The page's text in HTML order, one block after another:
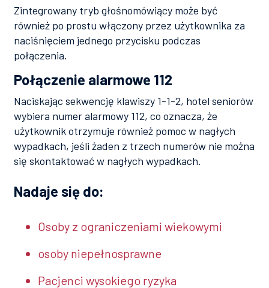
Zintegrowany tryb głośnomówiący może być
również po prostu włączony przez użytkownika za
naciśnięciem jednego przycisku podczas
połączenia.
Połączenie alarmowe 112
Naciskając sekwencję klawiszy 1-1-2, hotel seniorów
wybiera numer alarmowy 112, co oznacza, że
użytkownik otrzymuje również pomoc w nagłych
wypadkach, jeśli żaden z trzech numerów nie można
się skontaktować w nagłych wypadkach.
Nadaje się do:
Osoby z ograniczeniami wiekowymi
osoby niepełnosprawne
Pacjenci wysokiego ryzyka